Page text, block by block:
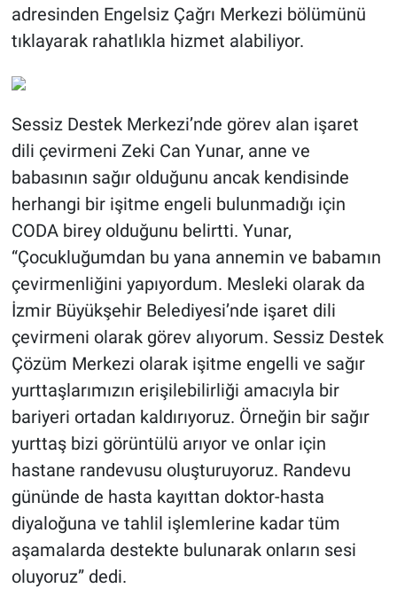
adresinden Engelsiz Çağrı Merkezi bölümünü
tıklayarak rahatlıkla hizmet alabiliyor.
Sessiz Destek Merkezi’nde görev alan işaret
dili çevirmeni Zeki Can Yunar, anne ve
babasının sağır olduğunu ancak kendisinde
herhangi bir işitme engeli bulunmadığı için
CODA birey olduğunu belirtti. Yunar,
“Çocukluğumdan bu yana annemin ve babamın
çevirmenliğini yapıyordum. Mesleki olarak da
İzmir Büyükşehir Belediyesi’nde işaret dili
çevirmeni olarak görev alıyorum. Sessiz Destek
Çözüm Merkezi olarak işitme engelli ve sağır
yurttaşlarımızın erişilebilirliği amacıyla bir
bariyeri ortadan kaldırıyoruz. Örneğin bir sağır
yurttaş bizi görüntülü arıyor ve onlar için
hastane randevusu oluşturuyoruz. Randevu
gününde de hasta kayıttan doktor-hasta
diyaloğuna ve tahlil işlemlerine kadar tüm
aşamalarda destekte bulunarak onların sesi
oluyoruz” dedi.